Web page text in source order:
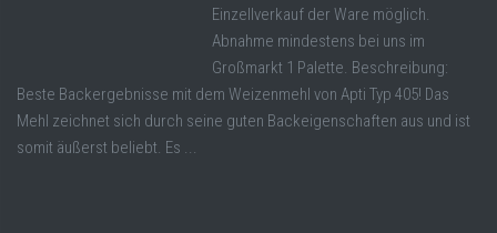
Einzellverkauf der Ware möglich.
Abnahme mindestens bei uns im
Großmarkt 1 Palette. Beschreibung:
Beste Backergebnisse mit dem Weizenmehl von Apti Typ 405! Das
Mehl zeichnet sich durch seine guten Backeigenschaften aus und ist
somit äußerst beliebt. Es ...